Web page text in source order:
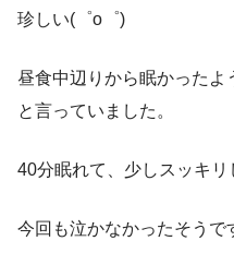
珍しい(゜o゜)
昼食中辺りから眠かったよ
と言っていました。
40分眠れて、少しスッキ
今回も泣かなかったそうで